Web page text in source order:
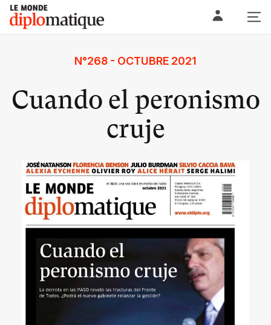
Skip
content
Le monde diplomatique
N°268 - OCTUBRE 2021
Cuando el peronismo
cruje